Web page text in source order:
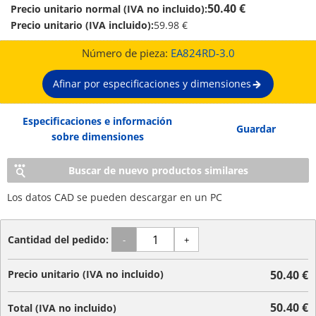
Precio unitario normal (IVA no incluido):50.40 €
Precio unitario (IVA incluido):59.98 €
Número de pieza: EA824RD-3.0
Afinar por especificaciones y dimensiones
Especificaciones e información
sobre dimensiones
Guardar
Buscar de nuevo productos similares
Los datos CAD se pueden descargar en un PC
Cantidad del pedido: - +
Precio unitario (IVA no incluido) 50.40 €
Total (IVA no incluido)
50.40 €